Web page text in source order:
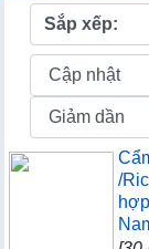
Sắp xếp:
/